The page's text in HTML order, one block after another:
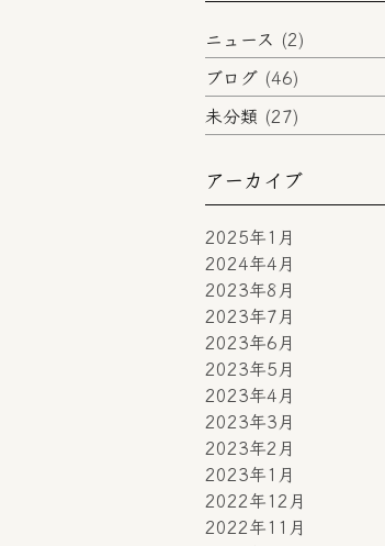
ニュース (2)
ブログ(46)
未分類 (27)
アーカイブ
2025年1月
2024年4月
2023年8月
2023年7月
2023年6月
2023年5月
2023年4月
2023年3月
2023年2月
2023年1月
2022年12月
2022年11月